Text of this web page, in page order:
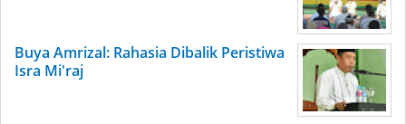
Buya Amrizal: Rahasia Dibalik Peristiwa
Isra Mi'raj